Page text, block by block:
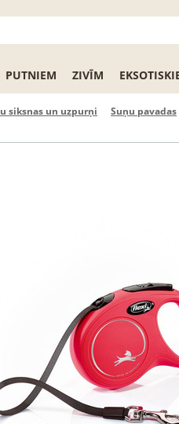
PUTNIEM ZIVĪM
siksnas un uzpurņi Suņu pavadas